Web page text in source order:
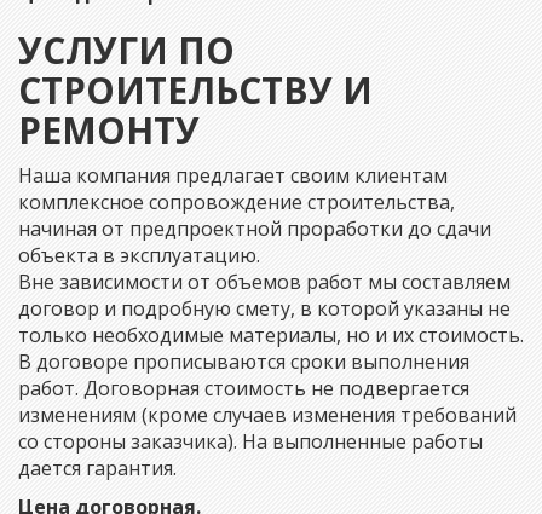
УСЛУГИ ПО
СТРОИТЕЛЬСТВУ И
РЕМОНТУ
Наша компания предлагает своим клиентам
комплексное сопровождение строительства,
начиная от предпроектной проработки до сдачи
объекта в эксплуатацию.
Вне зависимости от объемов работ мы составляем
договор и подробную смету, в которой указаны не
только необходимые материалы, но и их стоимость.
В договоре прописываются сроки выполнения
работ. Договорная стоимость не подвергается
изменениям (кроме случаев изменения требований
со стороны заказчика). На выполненные работы
дается гарантия.
Цена договорная.